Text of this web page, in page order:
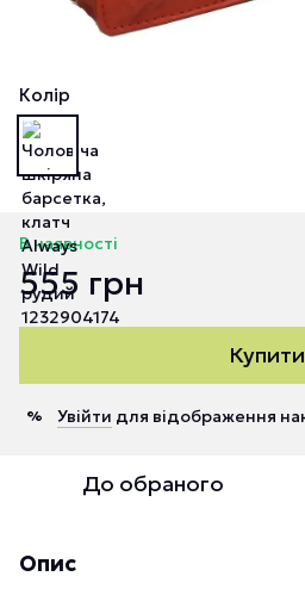
Колір
В наявності
555 грн
Купити
% Увійти для відображення
До обраного
Опис